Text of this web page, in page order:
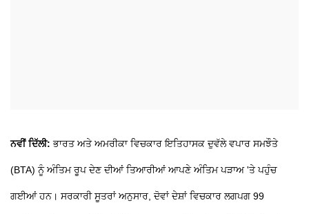
ਨਵੀਂ ਦਿੱਲੀ: ਭਾਰਤ ਅਤੇ ਅਮਰੀਕਾ ਵਿਚਕਾਰ ਇਤਿਹਾਸਕ ਦੁਵੱਲੇ ਵਪਾਰ ਸਮਝੌਤੇ
(BTA) ਨੂੰ ਅੰਤਿਮ ਰੂਪ ਦੇਣ ਦੀਆਂ ਤਿਆਰੀਆਂ ਆਪਣੇ ਅੰਤਿਮ ਪੜਾਅ 'ਤੇ ਪਹੁੰਚ
ਗਈਆਂ ਹਨ। ਸਰਕਾਰੀ ਸੂਤਰਾਂ ਅਨੁਸਾਰ, ਦੋਵਾਂ ਦੇਸ਼ਾਂ ਵਿਚਕਾਰ ਲਗਪਗ 99